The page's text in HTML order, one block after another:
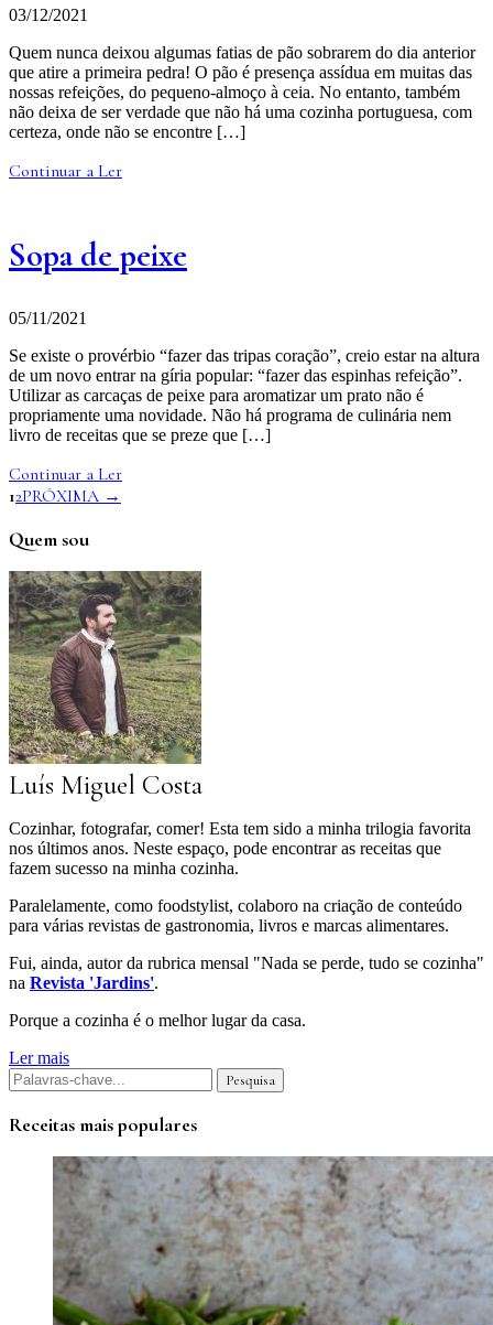
03/12/2021
Quem nunca deixou algumas fatias de pão sobrarem do dia anterior
que atire a primeira pedra! O pão é presença assídua em muitas das
nossas refeições, do pequeno-almoço à ceia. No entanto, também
não deixa de ser verdade que não há uma cozinha portuguesa, com
certeza, onde não se encontre […]
Continuar a Ler
Sopa de peixe
05/11/2021
Se existe o provérbio “fazer das tripas coração”, creio estar na altura
de um novo entrar na gíria popular: “fazer das espinhas refeição”.
Utilizar as carcaças de peixe para aromatizar um prato não é
propriamente uma novidade. Não há programa de culinária nem
livro de receitas que se preze que […]
Continuar a Ler
12PRÓXIMA →
Quem sou
Luís Miguel Costa
Cozinhar, fotografar, comer! Esta tem sido a minha trilogia favorita
nos últimos anos. Neste espaço, pode encontrar as receitas que
fazem sucesso na minha cozinha.
Paralelamente, como foodstylist, colaboro na criação de conteúdo
para várias revistas de gastronomia, livros e marcas alimentares.
Fui, ainda, autor da rubrica mensal "Nada se perde, tudo se cozinha"
na Revista 'Jardins'.
Porque a cozinha é o melhor lugar da casa.
Ler mais
Receitas mais populares